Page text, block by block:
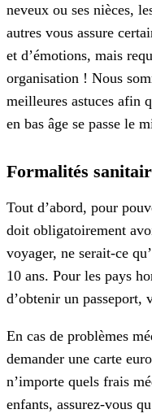
neveux ou ses nièces,
autres vous assure
et d’émotions, mais
organisation ! Nous
meilleures astuces afin
en bas âge se passe le
Formalités
Tout d’abord, pour
doit obligatoirement
voyager, ne serait-ce
10 ans. Pour les pays
d’obtenir un passeport,
En cas de problèmes
demander une carte
n’importe quels frais
enfants, assurez-vous